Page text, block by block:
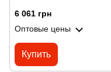
6 061 грн
Оптовые цены
Купить